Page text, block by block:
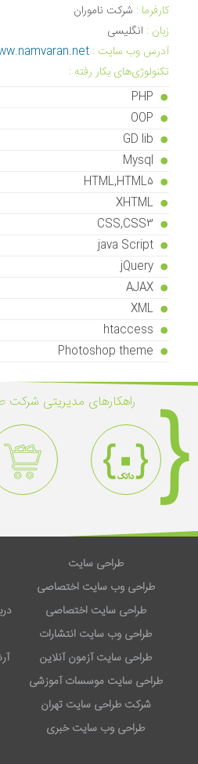
کارفرما : شرکت ناموران
زبان‌ : انگلیسی
آدرس وب سایت :
تکنولوژی‌های بکار رفته :
PHP
OOP
GD lib
Mysql
HTML,HTML5
XHTML
CSS,CSS3
java Script
jQuery
AJAX
XML
htaccess
Photoshop theme
راهکار‌های مدیریتی
طراحی سایت
طراحی وب سایت اختصاصی
طراحی سایت اختصاصی
طراحی وب سایت انتشارات
طراحی سایت آزمون آنلاین
طراحی سایت موسسات آموزشی
شرکت طراحی سایت تهران
طراحی وب سایت خبری